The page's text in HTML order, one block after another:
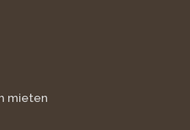
mieten